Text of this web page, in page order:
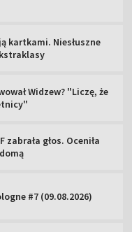
kartkami. Niesłuszne
Widzew? "Liczę, że
głos. Oceniła
#7 (09.08.2026)